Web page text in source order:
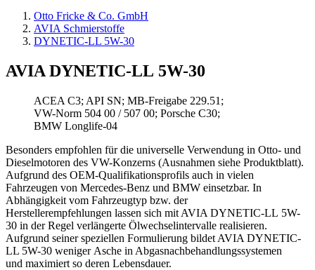
Otto Fricke & Co. GmbH
AVIA Schmierstoffe
DYNETIC-LL 5W-30
AVIA DYNETIC-LL 5W-30
ACEA C3; API SN; MB-Freigabe 229.51;
VW-Norm 504 00 / 507 00; Porsche C30;
BMW Longlife-04
Besonders empfohlen für die universelle Verwendung in Otto- und
Dieselmotoren des VW-Konzerns (Ausnahmen siehe Produktblatt).
Aufgrund des OEM-Qualifikationsprofils auch in vielen
Fahrzeugen von Mercedes-Benz und BMW einsetzbar. In
Abhängigkeit vom Fahrzeugtyp bzw. der
Herstellerempfehlungen lassen sich mit AVIA DYNETIC-LL 5W-
30 in der Regel verlängerte Ölwechselintervalle realisieren.
Aufgrund seiner speziellen Formulierung bildet AVIA DYNETIC-
LL 5W-30 weniger Asche in Abgasnachbehandlungssystemen
und maximiert so deren Lebensdauer.